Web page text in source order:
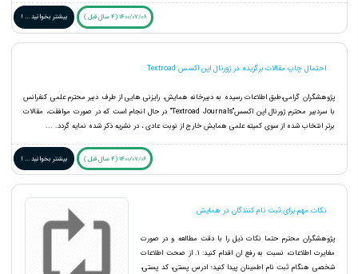
1400/07/08 (4 سال قبل ) بیشتر بخوانید ... !
احتمال چاپ مقالات برگزیده در ژورنال اپن اکسس Textroad
پژوهشگران گرامی،طبق اطلاعات رسیده به دبیرخانه همایش، رایزنی هایی از طرف دبیر محترم علمی کنفرانس
با سردبیر محترم ژورنال اپن اکسس"Textroad Journals" در حال انجام است که در صورت موافقت، مقالات
برتر انتخاب شده از سوی کمیته علمی همایش خارج از نوبت عادی ، در نشریه ذکر شده نمایه گردد. ...
1400/07/06 (4 سال قبل ) بیشتر بخوانید ... !
نکات مهم برای ثبت نام کنندگان در همایش
پژوهشگران محترم حتما نکات ذیل را با دقت مطالعه و در صورت
مغایرت اطلاعات، نسبت به رفع ان اقدام کنید: ۱. از صحت اطلاعات
شخصی هنگام ثبت نام اطمینان پیدا کنید؛ ادرس پستی، کد پستی،